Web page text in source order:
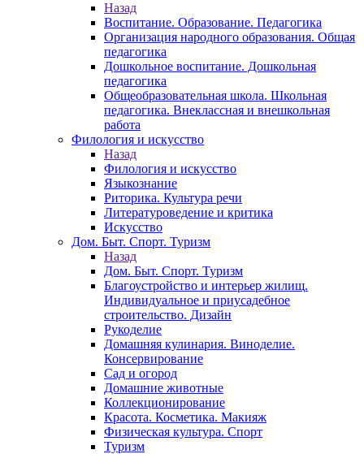
Назад
Воспитание. Образование. Педагогика
Организация народного образования. Общая
педагогика
Дошкольное воспитание. Дошкольная
педагогика
Общеобразовательная школа. Школьная
педагогика. Внеклассная и внешкольная
работа
Филология и искусство
Назад
Филология и искусство
Языкознание
Риторика. Культура речи
Литературоведение и критика
Искусство
Дом. Быт. Спорт. Туризм
Назад
Дом. Быт. Спорт. Туризм
Благоустройство и интерьер жилищ.
Индивидуальное и приусадебное
строительство. Дизайн
Рукоделие
Домашняя кулинария. Виноделие.
Консервирование
Сад и огород
Домашние животные
Коллекционирование
Красота. Косметика. Макияж
Физическая культура. Спорт
Туризм